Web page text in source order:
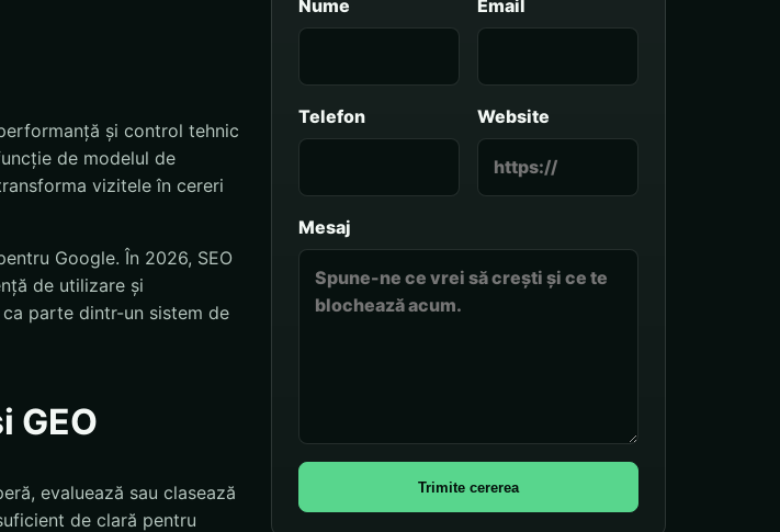
și control tehnic
de modelul de
vizitele în cereri
Google. În 2026, SEO
de utilizare și
parte dintr-un sistem de
GEO
evaluează sau clasează
de clară pentru
Nume Email
Telefon Website
Mesaj
Trimite cererea